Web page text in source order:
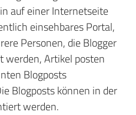
auf einer Internetseite
einsehbares Portal,
Personen, die Blogger
werden, Artikel posten
Blogposts
Blogposts können in der
werden.